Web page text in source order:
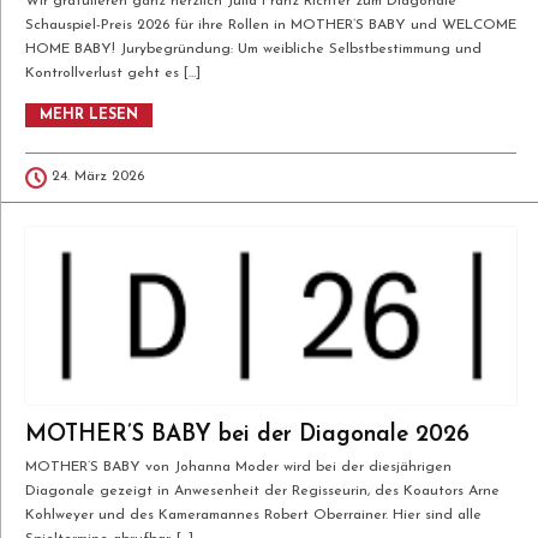
Richter zum Diagonale Schauspiel-Preis
2026 für ihre Rollen in MOTHER’S BABY
und WELCOME HOME BABY!
Selbstbestimmung und Kontrollverlust
geht es in zwei Filmen, in denen sie zwei
sehr unterschiedliche Rollen verkörpert.
Umfeld, das ihr zugleich fremd und
vertraut wird, zunehmende
Verunsicherung und unheimlichen
Schauspiel-Preis 2026 für ihre Rollen in MOTHER’S BABY und WELCOME
HOME BABY! Jurybegründung: Um weibliche Selbstbestimmung und
Kontrollverlust geht es […]
MEHR LESEN
24. März 2026
MOTHER’S BABY bei der Diagonale 2026
MOTHER’S BABY von Johanna Moder wird bei der diesjährigen
Diagonale gezeigt in Anwesenheit der Regisseurin, des Koautors Arne
Kohlweyer und des Kameramannes Robert Oberrainer. Hier sind alle